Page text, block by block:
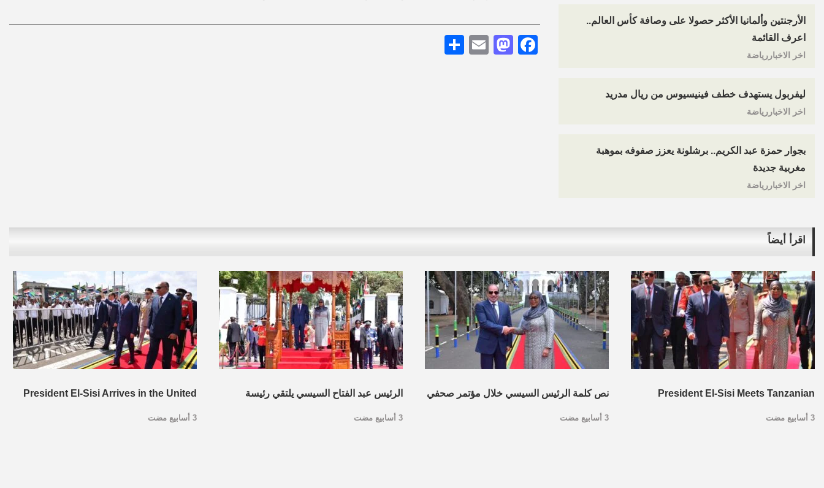
الأرجنتين وألمانيا الأكثر حصولا على وصافة كأس العالم..
اعرف القائمة
اخر الاخباررياضة
ليفربول يستهدف خطف فينيسيوس من ريال مدريد
اخر الاخباررياضة
بجوار حمزة عبد الكريم.. برشلونة يعزز صفوفه بموهبة
مغربية جديدة
اخر الاخباررياضة
Facebook
Mastodon
Email
اقرأ أيضاً
President El-Sisi Meets Tanzanian
3 أسابيع مضت
نص كلمة الرئيس السيسي خلال مؤتمر صحفي
3 أسابيع مضت
الرئيس عبد الفتاح السيسي يلتقي رئيسة
3 أسابيع مضت
President El-Sisi Arrives in the United
3 أسابيع مضت